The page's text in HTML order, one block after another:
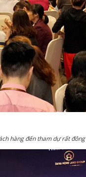
hàng đến tham dự rất đông